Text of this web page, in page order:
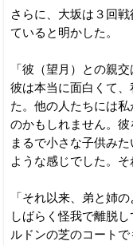
さらに、大坂は３回
ていると明かした。
「彼（望月）との親
彼は本当に面白くて
た。他の人たちには
のかもしれません。彼
まるで小さな子供み
ような感じでした。そ
「それ以来、弟と姉
しばらく怪我で離脱
ルドンの芝のコート